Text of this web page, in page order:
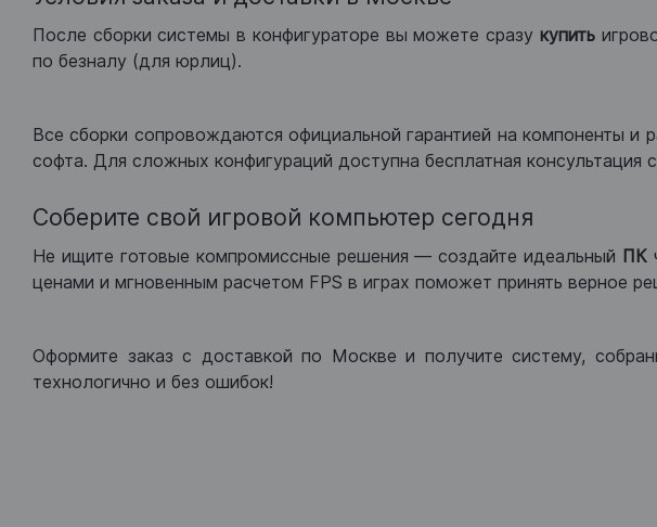
После сборки системы в конфигураторе вы можете сразу купить
по безналу (для юрлиц).
Все сборки сопровождаются официальной гарантией на компоненты и
софта. Для сложных конфигураций доступна бесплатная консультация
Соберите свой игровой компьютер сегодня
Не ищите готовые компромиссные решения — создайте идеальный ПК
ценами и мгновенным расчетом FPS в играх поможет принять верное
Оформите заказ с доставкой по Москве и получите систему,
технологично и без ошибок!